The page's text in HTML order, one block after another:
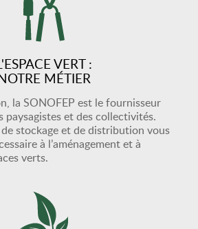
VERT :
MÉTIER
la SONOFEP est le fournisseur
paysagistes et des collectivités.
stockage et de distribution vous
à l’aménagement et à
verts.